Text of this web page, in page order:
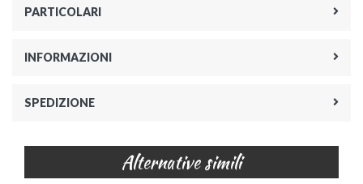
PARTICOLARI
INFORMAZIONI
SPEDIZIONE
Alternative simili